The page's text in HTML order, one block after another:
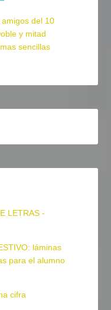
del 10
y mitad
sencillas
LETRAS -
láminas
para el alumno
cifra